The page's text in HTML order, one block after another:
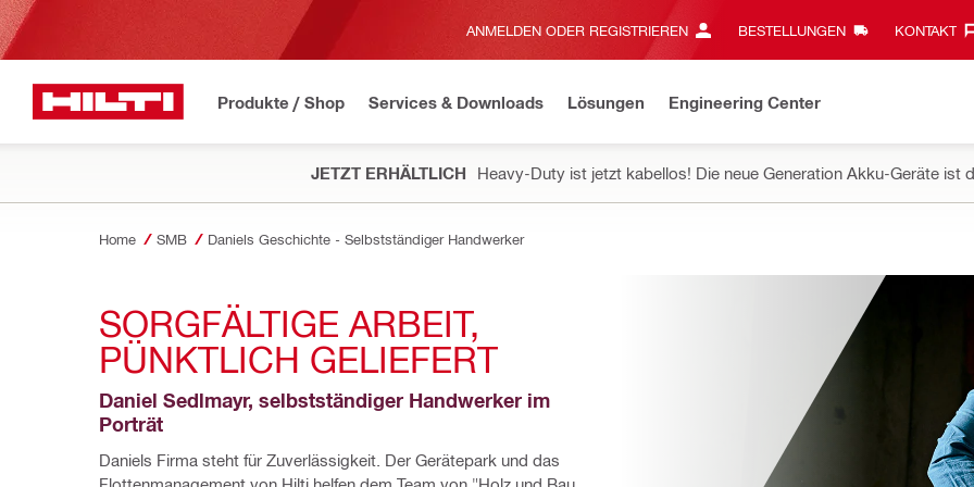
ANMELDEN ODER REGISTRIEREN BESTELLUNGEN KONTAKT‎
Produkte / Shop Services & Downloads Lösungen Engineering Center
JETZT ERHÄLTLICH Heavy-Duty ist jetzt kabellos! Die neue Generation Akku-Geräte ist
Home SMB Daniels Geschichte - Selbstständiger Handwerker
SORGFÄLTIGE ARBEIT,
PÜNKTLICH GELIEFERT
Daniel Sedlmayr, selbstständiger Handwerker im
Porträt
Daniels Firma steht für Zuverlässigkeit. Der Gerätepark und das